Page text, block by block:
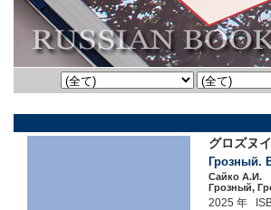
グロズヌ
Грозный.
Сайко А.И.
Грозный,
2025 年